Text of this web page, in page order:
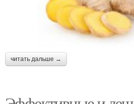
читать дальше →